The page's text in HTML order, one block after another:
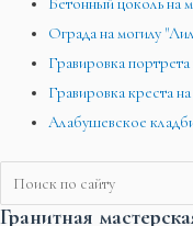
Ограда на могилу
Гравировка портрета
Гравировка креста
Алабушевское
Гранитная